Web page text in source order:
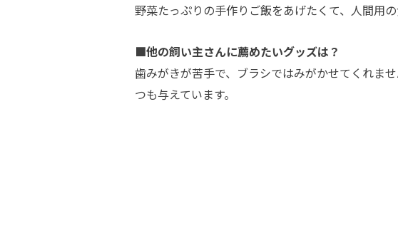
野菜たっぷりの手作りご飯をあげたくて、人間用
■他の飼い主さんに薦めたいグッズは？
歯みがきが苦手で、ブラシではみがかせてくれま
つも与えています。